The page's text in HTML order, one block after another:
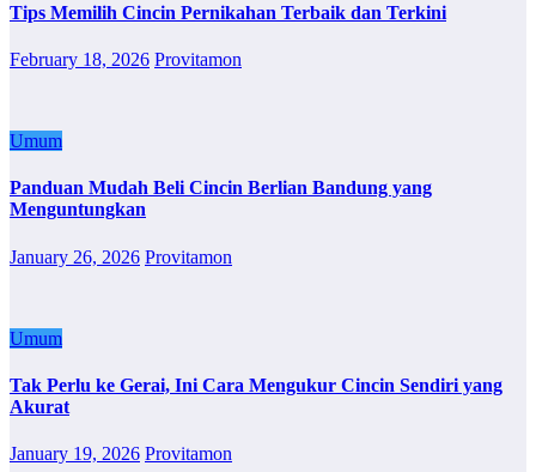
Tips Memilih Cincin Pernikahan Terbaik dan Terkini
February 18, 2026 Provitamon
Umum
Panduan Mudah Beli Cincin Berlian Bandung yang
Menguntungkan
January 26, 2026 Provitamon
Umum
Tak Perlu ke Gerai, Ini Cara Mengukur Cincin Sendiri yang
Akurat
January 19, 2026 Provitamon